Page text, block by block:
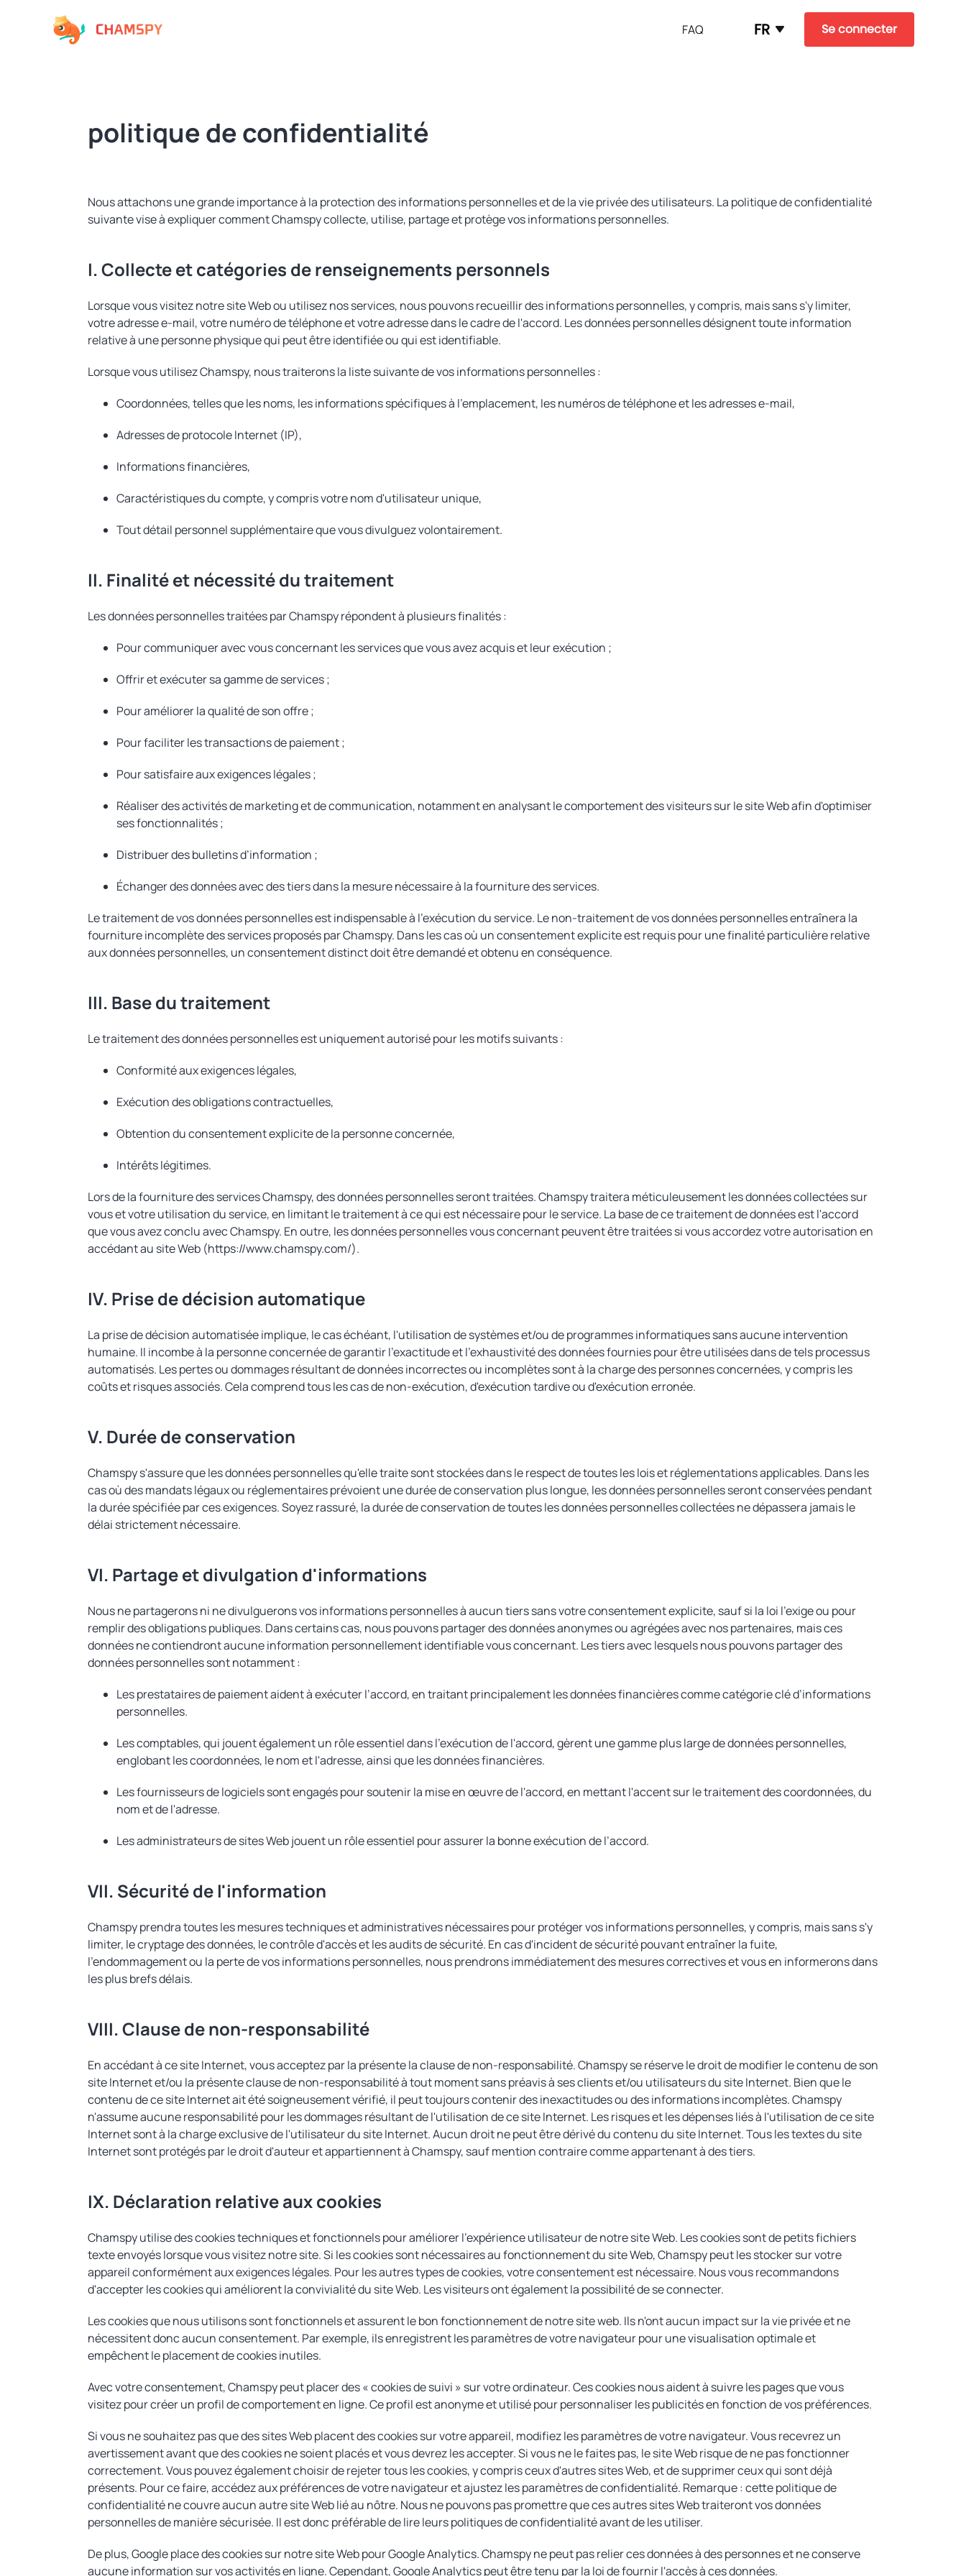
FAQ FR Se connecter
politique de confidentialité
Nous attachons une grande importance à la protection des informations personnelles et de la vie privée des utilisateurs. La politique de confidentialité
suivante vise à expliquer comment Chamspy collecte, utilise, partage et protège vos informations personnelles.
I. Collecte et catégories de renseignements personnels
Lorsque vous visitez notre site Web ou utilisez nos services, nous pouvons recueillir des informations personnelles, y compris, mais sans s'y limiter,
votre adresse e-mail, votre numéro de téléphone et votre adresse dans le cadre de l'accord. Les données personnelles désignent toute information
relative à une personne physique qui peut être identifiée ou qui est identifiable.
Lorsque vous utilisez Chamspy, nous traiterons la liste suivante de vos informations personnelles :
Coordonnées, telles que les noms, les informations spécifiques à l'emplacement, les numéros de téléphone et les adresses e-mail,
Adresses de protocole Internet (IP),
Informations financières,
Caractéristiques du compte, y compris votre nom d'utilisateur unique,
Tout détail personnel supplémentaire que vous divulguez volontairement.
II. Finalité et nécessité du traitement
Les données personnelles traitées par Chamspy répondent à plusieurs finalités :
Pour communiquer avec vous concernant les services que vous avez acquis et leur exécution ;
Offrir et exécuter sa gamme de services ;
Pour améliorer la qualité de son offre ;
Pour faciliter les transactions de paiement ;
Pour satisfaire aux exigences légales ;
Réaliser des activités de marketing et de communication, notamment en analysant le comportement des visiteurs sur le site Web afin d'optimiser
ses fonctionnalités ;
Distribuer des bulletins d’information ;
Échanger des données avec des tiers dans la mesure nécessaire à la fourniture des services.
Le traitement de vos données personnelles est indispensable à l'exécution du service. Le non-traitement de vos données personnelles entraînera la
fourniture incomplète des services proposés par Chamspy. Dans les cas où un consentement explicite est requis pour une finalité particulière relative
aux données personnelles, un consentement distinct doit être demandé et obtenu en conséquence.
III. Base du traitement
Le traitement des données personnelles est uniquement autorisé pour les motifs suivants :
Conformité aux exigences légales,
Exécution des obligations contractuelles,
Obtention du consentement explicite de la personne concernée,
Intérêts légitimes.
Lors de la fourniture des services Chamspy, des données personnelles seront traitées. Chamspy traitera méticuleusement les données collectées sur
vous et votre utilisation du service, en limitant le traitement à ce qui est nécessaire pour le service. La base de ce traitement de données est l'accord
que vous avez conclu avec Chamspy. En outre, les données personnelles vous concernant peuvent être traitées si vous accordez votre autorisation en
accédant au site Web (https://www.chamspy.com/).
IV. Prise de décision automatique
La prise de décision automatisée implique, le cas échéant, l'utilisation de systèmes et/ou de programmes informatiques sans aucune intervention
humaine. Il incombe à la personne concernée de garantir l'exactitude et l'exhaustivité des données fournies pour être utilisées dans de tels processus
automatisés. Les pertes ou dommages résultant de données incorrectes ou incomplètes sont à la charge des personnes concernées, y compris les
coûts et risques associés. Cela comprend tous les cas de non-exécution, d'exécution tardive ou d'exécution erronée.
V. Durée de conservation
Chamspy s'assure que les données personnelles qu'elle traite sont stockées dans le respect de toutes les lois et réglementations applicables. Dans les
cas où des mandats légaux ou réglementaires prévoient une durée de conservation plus longue, les données personnelles seront conservées pendant
la durée spécifiée par ces exigences. Soyez rassuré, la durée de conservation de toutes les données personnelles collectées ne dépassera jamais le
délai strictement nécessaire.
VI. Partage et divulgation d'informations
Nous ne partagerons ni ne divulguerons vos informations personnelles à aucun tiers sans votre consentement explicite, sauf si la loi l'exige ou pour
remplir des obligations publiques. Dans certains cas, nous pouvons partager des données anonymes ou agrégées avec nos partenaires, mais ces
données ne contiendront aucune information personnellement identifiable vous concernant. Les tiers avec lesquels nous pouvons partager des
données personnelles sont notamment :
Les prestataires de paiement aident à exécuter l’accord, en traitant principalement les données financières comme catégorie clé d’informations
personnelles.
Les comptables, qui jouent également un rôle essentiel dans l'exécution de l'accord, gèrent une gamme plus large de données personnelles,
englobant les coordonnées, le nom et l'adresse, ainsi que les données financières.
Les fournisseurs de logiciels sont engagés pour soutenir la mise en œuvre de l'accord, en mettant l'accent sur le traitement des coordonnées, du
nom et de l'adresse.
Les administrateurs de sites Web jouent un rôle essentiel pour assurer la bonne exécution de l’accord.
VII. Sécurité de l'information
Chamspy prendra toutes les mesures techniques et administratives nécessaires pour protéger vos informations personnelles, y compris, mais sans s'y
limiter, le cryptage des données, le contrôle d'accès et les audits de sécurité. En cas d'incident de sécurité pouvant entraîner la fuite,
l'endommagement ou la perte de vos informations personnelles, nous prendrons immédiatement des mesures correctives et vous en informerons dans
les plus brefs délais.
VIII. Clause de non-responsabilité
En accédant à ce site Internet, vous acceptez par la présente la clause de non-responsabilité. Chamspy se réserve le droit de modifier le contenu de son
site Internet et/ou la présente clause de non-responsabilité à tout moment sans préavis à ses clients et/ou utilisateurs du site Internet. Bien que le
contenu de ce site Internet ait été soigneusement vérifié, il peut toujours contenir des inexactitudes ou des informations incomplètes. Chamspy
n'assume aucune responsabilité pour les dommages résultant de l'utilisation de ce site Internet. Les risques et les dépenses liés à l'utilisation de ce site
Internet sont à la charge exclusive de l'utilisateur du site Internet. Aucun droit ne peut être dérivé du contenu du site Internet. Tous les textes du site
Internet sont protégés par le droit d'auteur et appartiennent à Chamspy, sauf mention contraire comme appartenant à des tiers.
IX. Déclaration relative aux cookies
Chamspy utilise des cookies techniques et fonctionnels pour améliorer l'expérience utilisateur de notre site Web. Les cookies sont de petits fichiers
texte envoyés lorsque vous visitez notre site. Si les cookies sont nécessaires au fonctionnement du site Web, Chamspy peut les stocker sur votre
appareil conformément aux exigences légales. Pour les autres types de cookies, votre consentement est nécessaire. Nous vous recommandons
d'accepter les cookies qui améliorent la convivialité du site Web. Les visiteurs ont également la possibilité de se connecter.
Les cookies que nous utilisons sont fonctionnels et assurent le bon fonctionnement de notre site web. Ils n'ont aucun impact sur la vie privée et ne
nécessitent donc aucun consentement. Par exemple, ils enregistrent les paramètres de votre navigateur pour une visualisation optimale et
empêchent le placement de cookies inutiles.
Avec votre consentement, Chamspy peut placer des « cookies de suivi » sur votre ordinateur. Ces cookies nous aident à suivre les pages que vous
visitez pour créer un profil de comportement en ligne. Ce profil est anonyme et utilisé pour personnaliser les publicités en fonction de vos préférences.
Si vous ne souhaitez pas que des sites Web placent des cookies sur votre appareil, modifiez les paramètres de votre navigateur. Vous recevrez un
avertissement avant que des cookies ne soient placés et vous devrez les accepter. Si vous ne le faites pas, le site Web risque de ne pas fonctionner
correctement. Vous pouvez également choisir de rejeter tous les cookies, y compris ceux d'autres sites Web, et de supprimer ceux qui sont déjà
présents. Pour ce faire, accédez aux préférences de votre navigateur et ajustez les paramètres de confidentialité. Remarque : cette politique de
confidentialité ne couvre aucun autre site Web lié au nôtre. Nous ne pouvons pas promettre que ces autres sites Web traiteront vos données
personnelles de manière sécurisée. Il est donc préférable de lire leurs politiques de confidentialité avant de les utiliser.
De plus, Google place des cookies sur notre site Web pour Google Analytics. Chamspy ne peut pas relier ces données à des personnes et ne conserve
aucune information sur vos activités en ligne. Cependant, Google Analytics peut être tenu par la loi de fournir l'accès à ces données.